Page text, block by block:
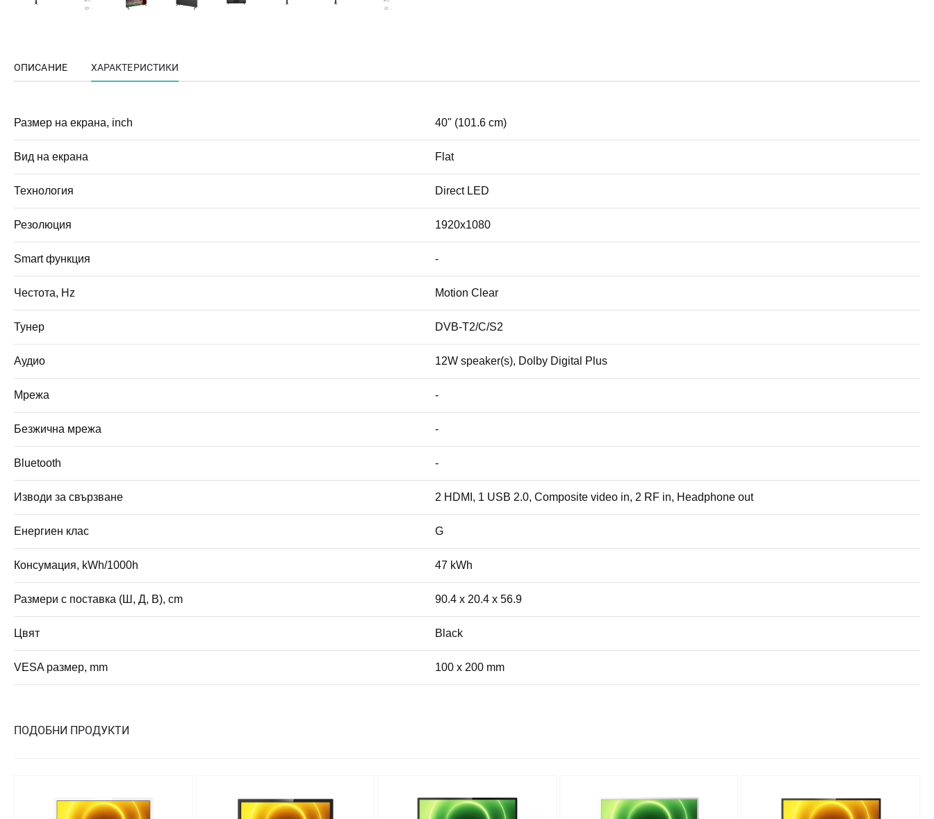
ОПИСАНИЕ ХАРАКТЕРИСТИКИ
Размер на екрана, inch 40" (101.6 cm)
Вид на екрана Flat
Технология Direct LED
Резолюция 1920x1080
Smart функция -
Честота, Hz Motion Clear
Тунер DVB-T2/C/S2
Аудио 12W speaker(s), Dolby Digital Plus
Мрежа -
Безжична мрежа -
Bluetooth -
Изводи за свързване 2 HDMI, 1 USB 2.0, Composite video in, 2 RF in, Headphone out
Енергиен клас G
Консумация, kWh/1000h 47 kWh
Размери с поставка (Ш, Д, В), cm 90.4 x 20.4 x 56.9
Цвят Black
VESA размер, mm 100 x 200 mm
ПОДОБНИ ПРОДУКТИ